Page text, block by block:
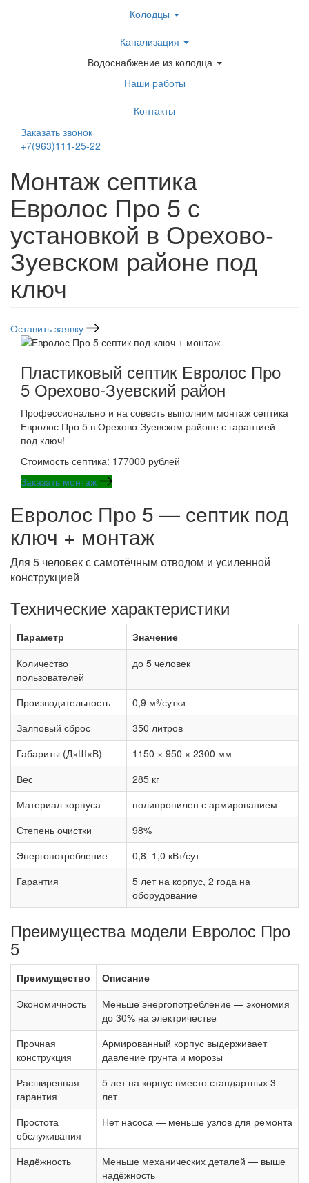
Колодцы
Канализация
Водоснабжение из колодца
Наши работы
Контакты
Заказать звонок
+7(963)111-25-22
Монтаж септика
Евролос Про 5 с
установкой в Орехово-
Зуевском районе под
ключ
Оставить заявку
Пластиковый септик Евролос Про
5 Орехово-Зуевский район
Профессионально и на совесть выполним монтаж септика
Евролос Про 5 в Орехово-Зуевском районе с гарантией
под ключ!
Стоимость септика: 177000 рублей
Заказать монтаж
Евролос Про 5 — септик под
ключ + монтаж
Для 5 человек с самотёчным отводом и усиленной
конструкцией
Технические характеристики
Параметр
Значение
Количество
пользователей
до 5 человек
Производительность
0,9 м³/сутки
Залповый сброс
350 литров
Габариты (Д×Ш×В)
1150 × 950 × 2300 мм
Вес
285 кг
Материал корпуса
полипропилен с армированием
Степень очистки
98%
Энергопотребление
0,8–1,0 кВт/сут
Гарантия
5 лет на корпус, 2 года на
оборудование
Преимущества модели Евролос Про
5
Преимущество
Описание
Экономичность
Меньше энергопотребление — экономия
до 30% на электричестве
Прочная
конструкция
Армированный корпус выдерживает
давление грунта и морозы
Расширенная
гарантия
5 лет на корпус вместо стандартных 3
лет
Простота
обслуживания
Нет насоса — меньше узлов для ремонта
Надёжность
Меньше механических деталей — выше
надёжность